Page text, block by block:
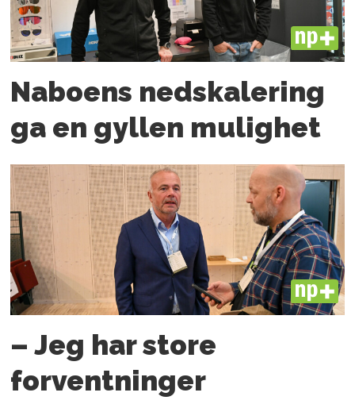
PLUS
Naboens nedskalering
ga en gyllen mulighet
PLUS
– Jeg har store
forventninger